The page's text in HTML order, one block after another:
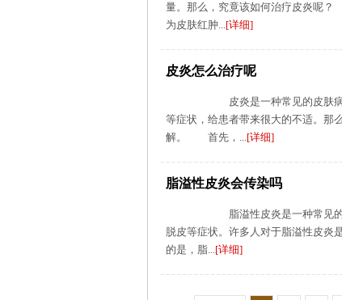
量。那么，究竟该如何治疗皮炎呢
为皮肤红肿...[详细]
皮炎怎么治疗呢
皮炎是一种常见的皮肤病，
等症状，给患者带来很大的不适。那
解。 首先，...[详细]
脂溢性皮炎会传染吗
脂溢性皮炎是一种常见的皮
脱皮等症状。许多人对于脂溢性皮
的是，脂...[详细]